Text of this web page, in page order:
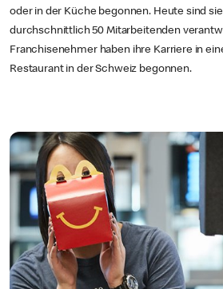
oder in der Küche begonnen. Heute sind
durchschnittlich 50 Mitarbeitenden
Franchisenehmer haben ihre Karriere in
Restaurant in der Schweiz begonnen.